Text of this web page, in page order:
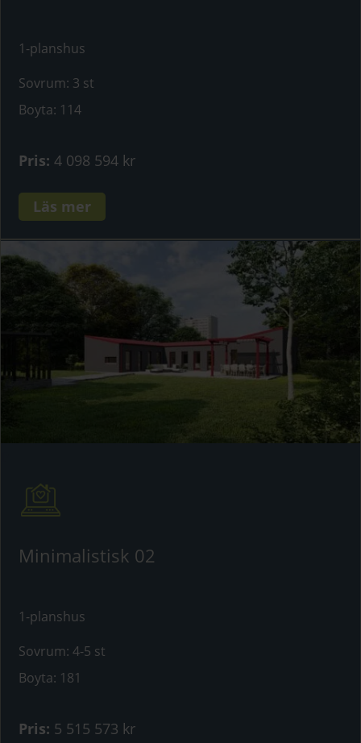
1-planshus
Sovrum: 3 st
Boyta: 114
Pris:4 098 594 kr
Läs mer
Minimalistisk 02
1-planshus
Sovrum:4-5 st
Boyta: 181
Pris: 5 515 573 kr